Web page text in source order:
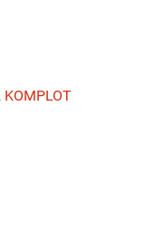
, KOMPLOT